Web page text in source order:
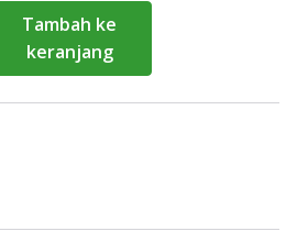
Tambah ke
keranjang